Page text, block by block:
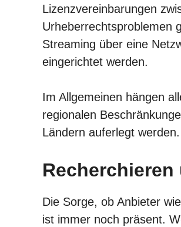
Lizenzvereinbarungen
Urheberrechtsproblemen
Streaming über eine
eingerichtet werden.
Im Allgemeinen hängen
regionalen
Ländern auferlegt werden.
Die Sorge, ob Anbieter
ist immer noch präsent.